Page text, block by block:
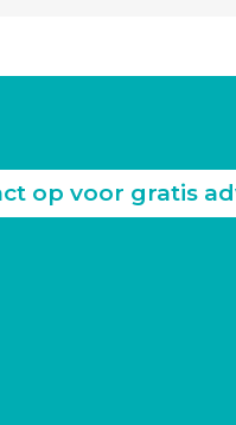
op voor gratis